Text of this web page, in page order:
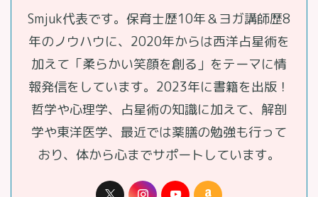
Smjuk代表です。保育士歴10年＆ヨガ講師歴8
年のノウハウに、2020年からは西洋占星術を
加えて「柔らかい笑顔を創る」をテーマに情
報発信をしています。2023年に書籍を出版！
哲学や心理学、占星術の知識に加えて、解剖
学や東洋医学、最近では薬膳の勉強も行って
おり、体から心までサポートしています。